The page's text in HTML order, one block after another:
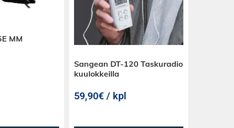
MM
Sangean DT-120 Taskuradio
kuulokkeilla
59,90€ / kpl